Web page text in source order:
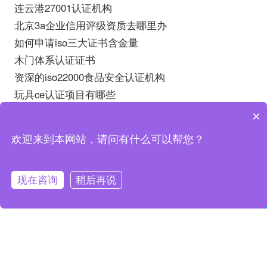
连云港27001认证机构
北京3a企业信用评级资质去哪里办
如何申请iso三大证书含金量
木门体系认证证书
资深的iso22000食品安全认证机构
玩具ce认证项目有哪些
iso9001内审培训ppt
iso16064认证价格
联系我们
×
欢迎来到本网站，请问有什么可以帮您？
现在咨询 稍后再说